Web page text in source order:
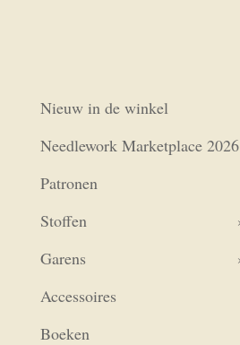
Nieuw in de winkel
Needlework Marketplace 2026
Patronen
Stoffen
Garens
Accessoires
Boeken